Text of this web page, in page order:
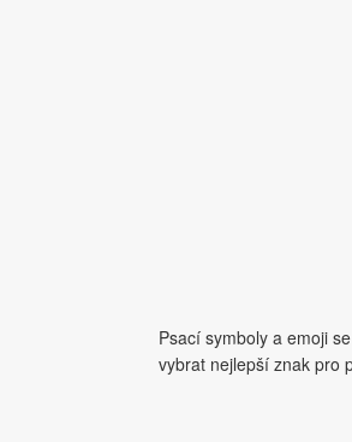
Psací symboly a emoji
vybrat nejlepší znak pro